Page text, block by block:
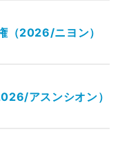
（2026/ニヨン）
アスンシオン）